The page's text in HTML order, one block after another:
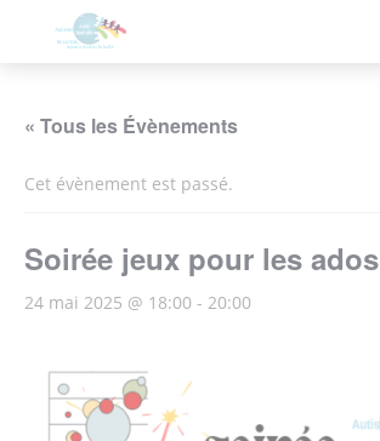
« Tous les Évènements
Cet évènement est passé.
Soirée jeux pour les ados
24 mai 2025 @ 18:00 - 20:00